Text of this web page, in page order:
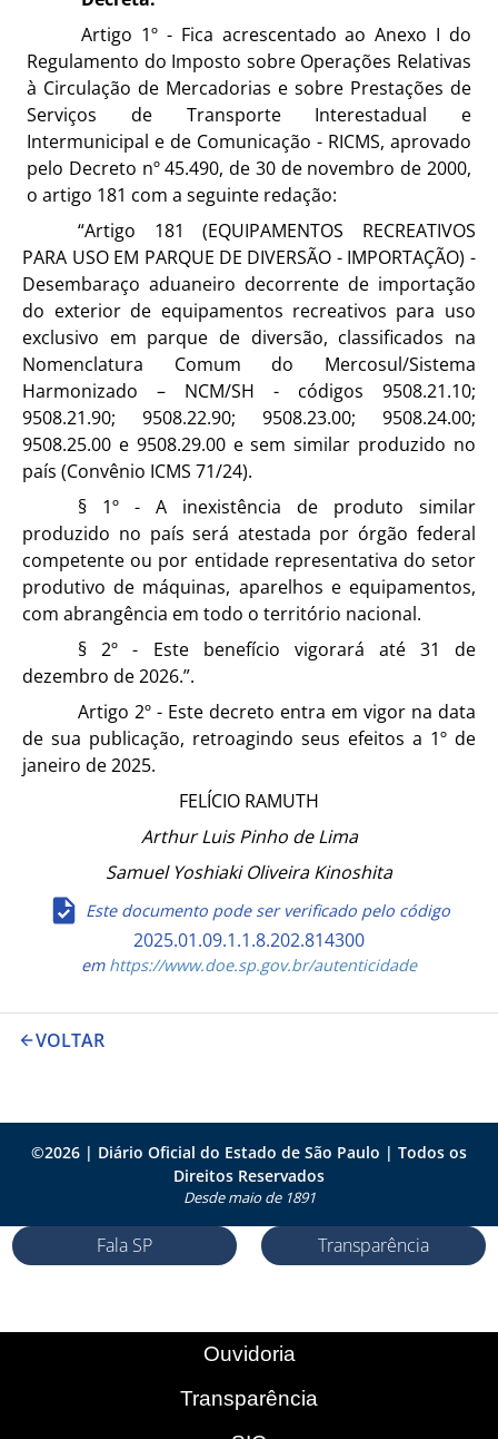
Artigo 1º - Fica acrescentado ao Anexo I do
Regulamento do Imposto sobre Operações Relativas
à Circulação de Mercadorias e sobre Prestações de
Serviços de Transporte Interestadual e
Intermunicipal e de Comunicação - RICMS, aprovado
pelo Decreto nº 45.490, de 30 de novembro de 2000,
o artigo 181 com a seguinte redação:
“Artigo 181 (EQUIPAMENTOS RECREATIVOS
PARA USO EM PARQUE DE DIVERSÃO - IMPORTAÇÃO) -
Desembaraço aduaneiro decorrente de importação
do exterior de equipamentos recreativos para uso
exclusivo em parque de diversão, classificados na
Nomenclatura Comum do Mercosul/Sistema
Harmonizado – NCM/SH - códigos 9508.21.10;
9508.21.90; 9508.22.90; 9508.23.00; 9508.24.00;
9508.25.00 e 9508.29.00 e sem similar produzido no
país (Convênio ICMS 71/24).
§ 1º - A inexistência de produto similar
produzido no país será atestada por órgão federal
competente ou por entidade representativa do setor
produtivo de máquinas, aparelhos e equipamentos,
com abrangência em todo o território nacional.
§ 2º - Este benefício vigorará até 31 de
dezembro de 2026.”.
Artigo 2º - Este decreto entra em vigor na data
de sua publicação, retroagindo seus efeitos a 1º de
janeiro de 2025.
FELÍCIO RAMUTH
Arthur Luis Pinho de Lima
Samuel Yoshiaki Oliveira Kinoshita
Este documento pode ser verificado pelo código
2025.01.09.1.1.8.202.814300
emhttps://www.doe.sp.gov.br/autenticidade
VOLTAR
©2026 | Diário Oficial do Estado de São Paulo | Todos os
Direitos Reservados
Desde maio de 1891
Fala SP Transparência
Ouvidoria
Transparência